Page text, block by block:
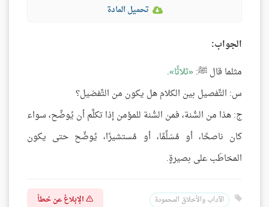
تحميل المادة
الجواب:
مثلما قال ﷺ: ثلاثًا .
س: التَّفصيل بين الكلام هل يكون من التَّفضيل؟
ج: هذا من السُّنة، فمن السُّنة للمؤمن إذا تكلَّم أن يُوضِّح، سواء
كان ناصحًا، أو مُسَلِّمًا، أو مُستشيرًا، يُوضِّح حتى يكون
المخاطَب على بصيرةٍ.
الآداب والأخلاق المحمودة الإبلاغ عن خطأ